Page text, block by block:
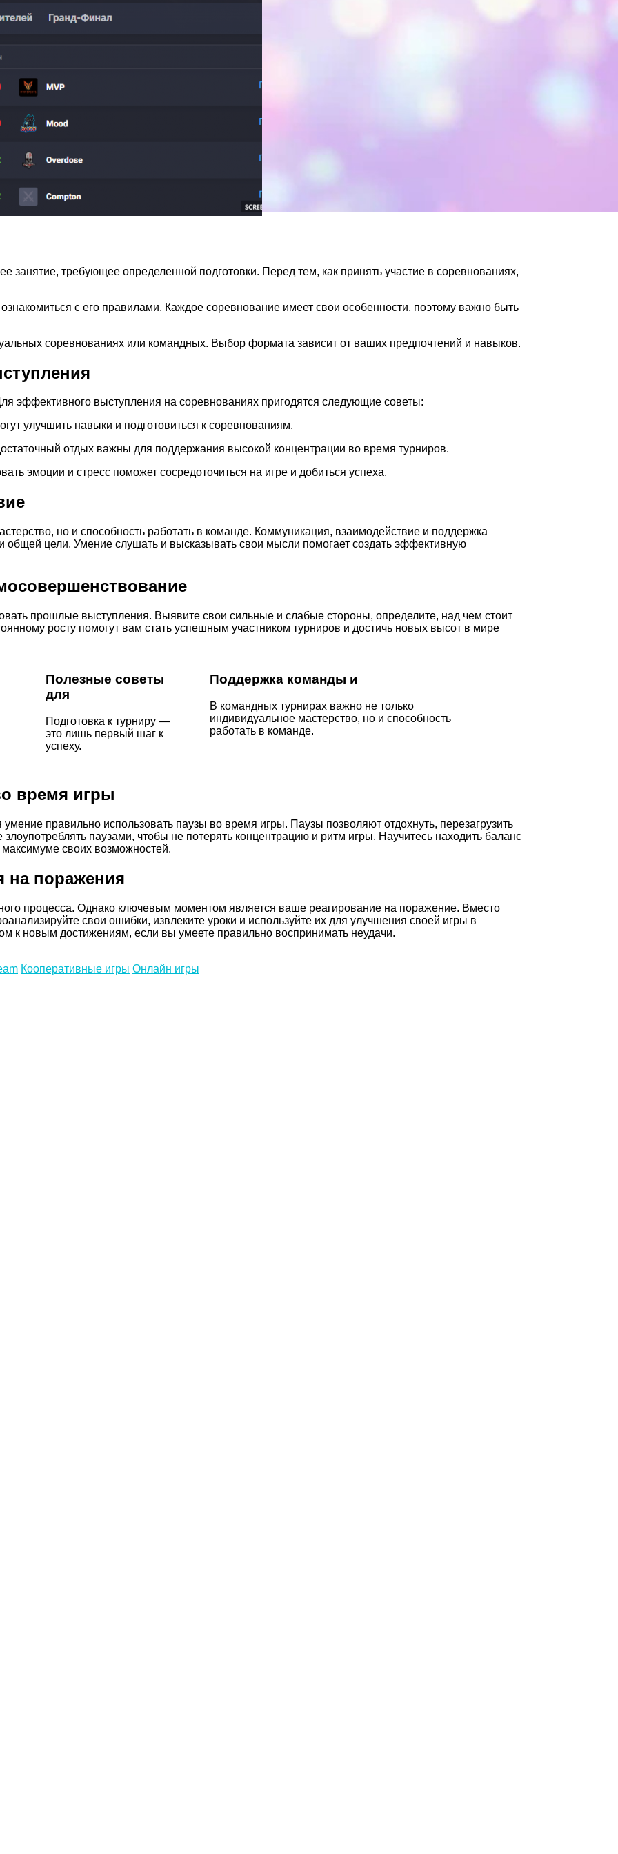
занятие, требующее определенной подготовки. Перед тем, как принять участие в соревнованиях,
с его правилами. Каждое соревнование имеет свои особенности, поэтому важно быть
соревнованиях или командных. Выбор формата зависит от ваших предпочтений и навыков.
эффективного выступления на соревнованиях пригодятся следующие советы:
улучшить навыки и подготовиться к соревнованиям.
отдых важны для поддержания высокой концентрации во время турниров.
эмоции и стресс поможет сосредоточиться на игре и добиться успеха.
но и способность работать в команде. Коммуникация, взаимодействие и поддержка
общей цели. Умение слушать и высказывать свои мысли помогает создать эффективную
прошлые выступления. Выявите свои сильные и слабые стороны, определите, над чем стоит
росту помогут вам стать успешным участником турниров и достичь новых высот в мире
Полезные советы
для
Подготовка к турниру —
это лишь первый шаг к
успеху.
Поддержка команды и
В командных турнирах важно не только
индивидуальное мастерство, но и способность
работать в команде.
время игры
правильно использовать паузы во время игры. Паузы позволяют отдохнуть, перезагрузить
паузами, чтобы не потерять концентрацию и ритм игры. Научитесь находить баланс
своих возможностей.
на поражения
процесса. Однако ключевым моментом является ваше реагирование на поражение. Вместо
свои ошибки, извлеките уроки и используйте их для улучшения своей игры в
к новым достижениям, если вы умеете правильно воспринимать неудачи.
Кооперативные игры Онлайн игры